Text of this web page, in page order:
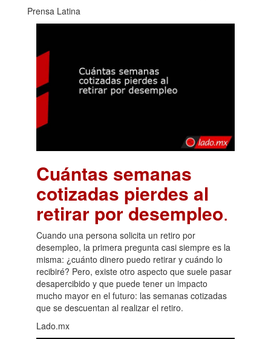
Prensa Latina
Cuántas semanas
cotizadas pierdes al
retirar por desempleo.
Cuando una persona solicita un retiro por
desempleo, la primera pregunta casi siempre es la
misma: ¿cuánto dinero puedo retirar y cuándo lo
recibiré? Pero, existe otro aspecto que suele pasar
desapercibido y que puede tener un impacto
mucho mayor en el futuro: las semanas cotizadas
que se descuentan al realizar el retiro.
Lado.mx